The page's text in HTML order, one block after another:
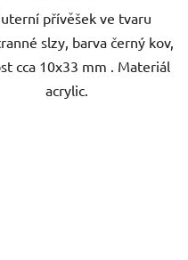
přívěšek ve tvaru
slzy, barva černý kov,
cca 10x33 mm . Materiál
acrylic.